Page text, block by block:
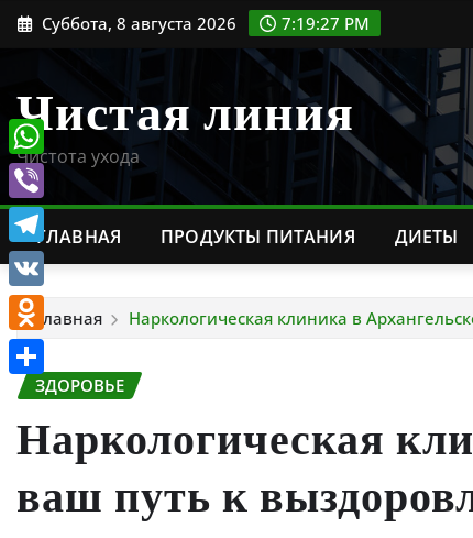
ПерейтиСуббота, 8 августа 2026 7:19:29 PM
Чистая линия
Чистота ухода
ГЛАВНАЯ ПРОДУКТЫ ПИТАНИЯ ДИЕТЫ
Главная Наркологическая клиника в
ЗДОРОВЬЕ
Наркологическая
ваш путь к
WhatsApp
Viber
Telegram
VK
Odnoklassniki
Отправить